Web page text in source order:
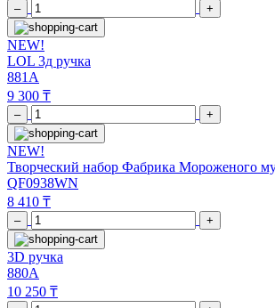
– +
NEW!
LOL 3д ручка
881A
9 300 ₸
– +
NEW!
Творческий набор Фабрика Мороженого
QF0938WN
8 410 ₸
– +
3D ручка
880A
10 250 ₸